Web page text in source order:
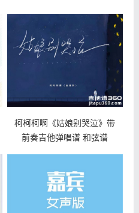
柯柯柯啊《姑娘别哭泣》带
前奏吉他弹唱谱 和弦谱